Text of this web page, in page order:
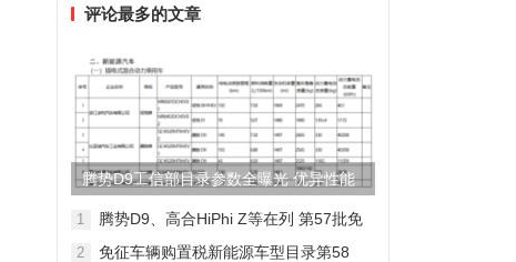
评论最多的文章
腾势D9工信部目录参数全曝光 优异性能
得以印证
1
腾势D9、高合HiPhi Z等在列 第57批免
2
免征车辆购置税新能源车型目录第58